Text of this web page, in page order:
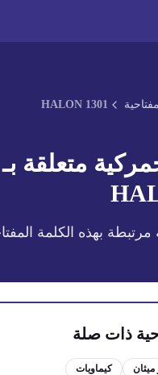
HALON 1301
متعلقة بـ
بهذه الكلمة
ذات صلة
ميثان كيماويات